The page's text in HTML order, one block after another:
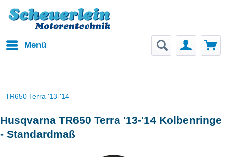
Menü
TR650 Terra '13-'14
Husqvarna TR650 Terra '13-'14 Kolbenringe
- Standardmaß